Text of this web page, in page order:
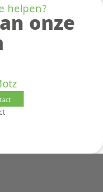
helpen?onze